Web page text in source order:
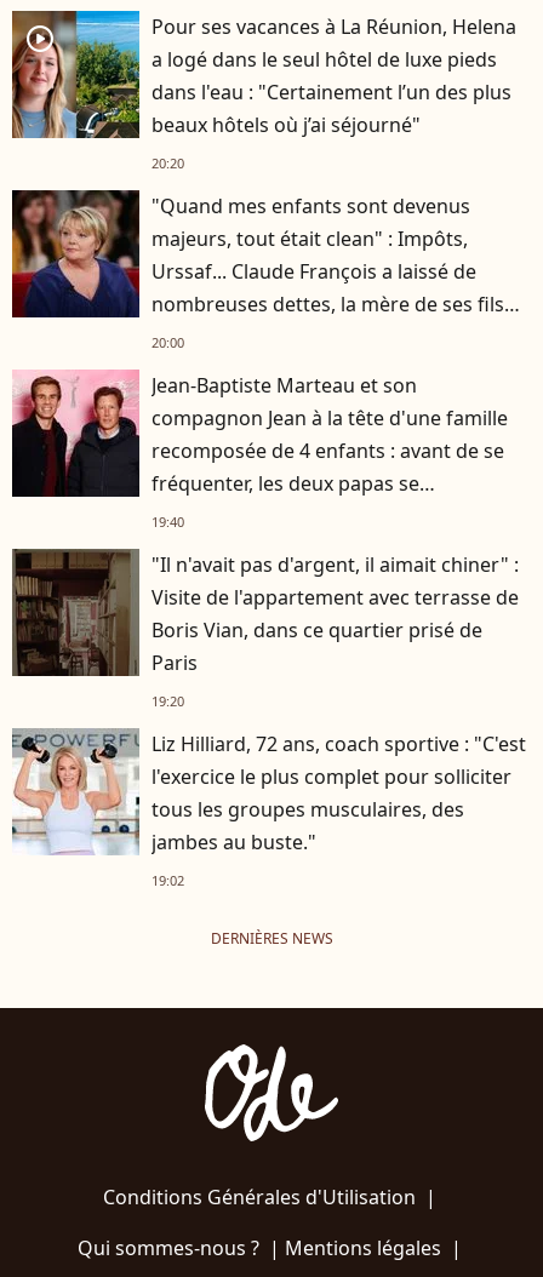
player2
Pour ses vacances à La Réunion, Helena
a logé dans le seul hôtel de luxe pieds
dans l'eau : "Certainement l’un des plus
beaux hôtels où j’ai séjourné"
20:20
"Quand mes enfants sont devenus
majeurs, tout était clean" : Impôts,
Urssaf... Claude François a laissé de
nombreuses dettes, la mère de ses fils
s'est occupée de tout
20:00
Jean-Baptiste Marteau et son
compagnon Jean à la tête d'une famille
recomposée de 4 enfants : avant de se
fréquenter, les deux papas se
connaissaient depuis des années
19:40
"Il n'avait pas d'argent, il aimait chiner" :
Visite de l'appartement avec terrasse de
Boris Vian, dans ce quartier prisé de
Paris
19:20
Liz Hilliard, 72 ans, coach sportive : "C'est
l'exercice le plus complet pour solliciter
tous les groupes musculaires, des
jambes au buste."
19:02
DERNIÈRES NEWS
Conditions Générales d'Utilisation |
Qui sommes-nous ?| Mentions légales |